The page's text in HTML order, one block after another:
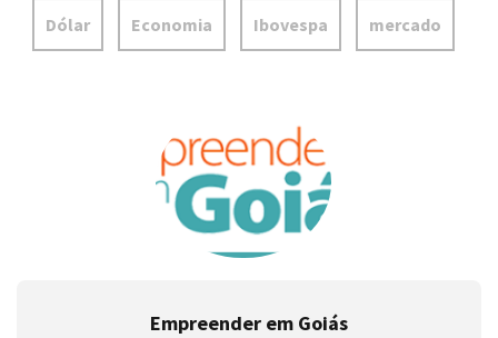
Dólar Economia Ibovespa mercado
Empreender em Goiás